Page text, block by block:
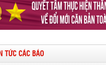
TỨC CÁC BÁO